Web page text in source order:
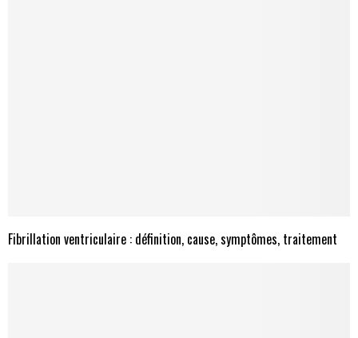
Fibrillation ventriculaire : définition, cause, symptômes, traitement